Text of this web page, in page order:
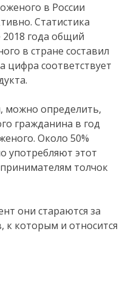
в России
Статистика
2018 года общий
в стране составил
цифра соответствует
можно определить,
гражданина в год
Около 50%
употребляют этот
толчок
они стараются за
к которым и относится